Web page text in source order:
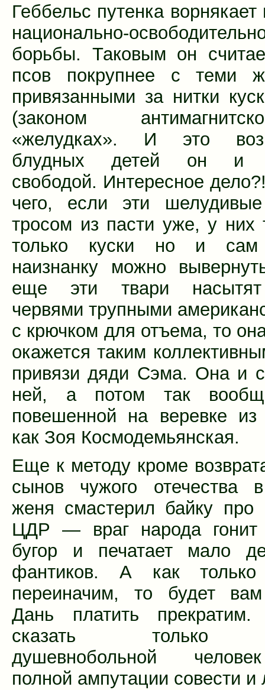
Геббельс путенка
национально-
борьбы. Таковым он
псов покрупнее с теми
привязанными за нитки
(законом
«желудках». И это
блудных детей он и
свободой. Интересное
чего, если эти
тросом из пасти уже, у них
только куски но и сам
наизнанку можно
еще эти твари
червями трупными
с крючком для отъема, то
окажется таким
привязи дяди Сэма. Она и
ней, а потом так
повешенной на веревке из
как Зоя Космодемьянская.
Еще к методу кроме
сынов чужого отечества
женя смастерил байку
ЦДР — враг народа гонит
бугор и печатает мало
фантиков. А как
переиначим, то будет
Дань платить
сказать только
душевнобольной
полной ампутации совести и